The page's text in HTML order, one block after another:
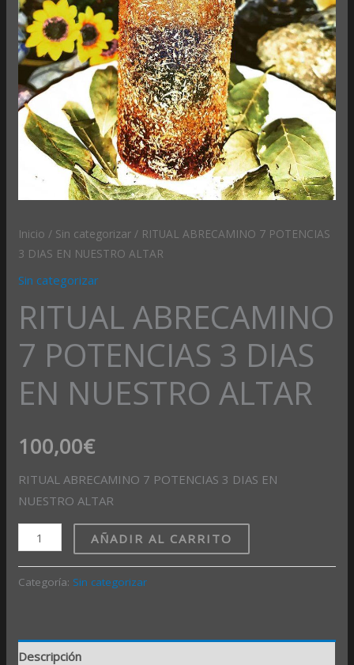
Inicio / Sin categorizar / RITUAL ABRECAMINO 7 POTENCIAS
3 DIAS EN NUESTRO ALTAR
Sin categorizar
RITUAL ABRECAMINO
7 POTENCIAS 3 DIAS
EN NUESTRO ALTAR
100,00€
RITUAL ABRECAMINO 7 POTENCIAS 3 DIAS EN
NUESTRO ALTAR
cantidad
AÑADIR AL CARRITO
Categoría: Sin categorizar
Descripción